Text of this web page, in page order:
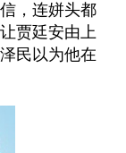
，连姘头都
贾廷安由上
民以为他在